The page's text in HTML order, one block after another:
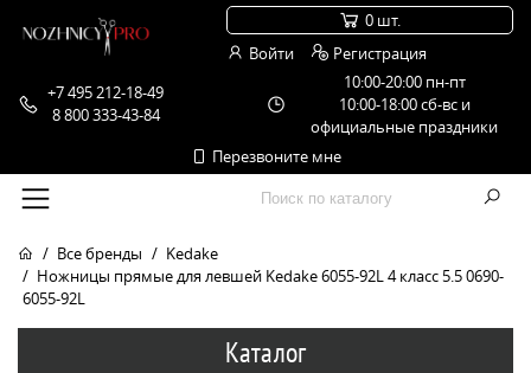
+7 495 212-18-49
8 800 333-43-84
10:00-20:00 пн-пт
10:00-18:00 сб-вс и
официальные праздники
Перезвоните мне
0 шт.
Войти
Регистрация
Все бренды
Kedake
Ножницы прямые для левшей Kedake 6055-92L 4 класс 5.5 0690-
6055-92L
Каталог